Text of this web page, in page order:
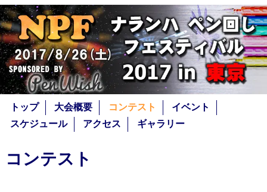
トップ 大会概要 コンテスト
イベント
スケジュール
アクセス ギャラリー
コンテスト